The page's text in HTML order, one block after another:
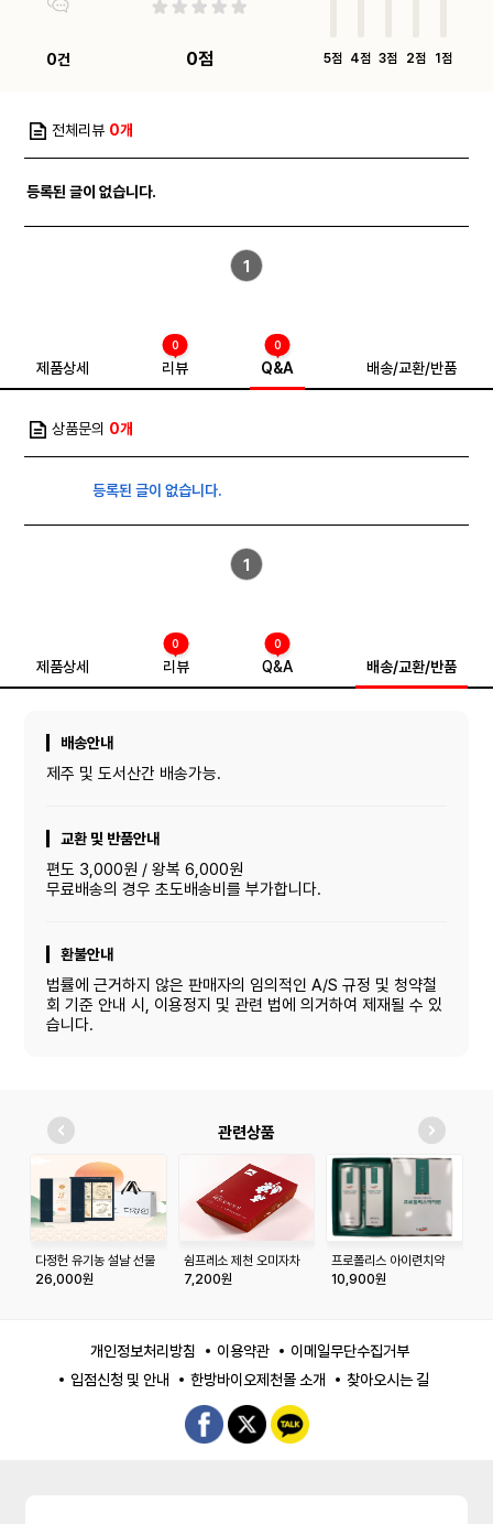
0건 0점 5점 4점 3점 2점 1점
전체리뷰 0개
등록된 글이 없습니다.
1
제품상세 리뷰
0
Q&A
0
배송/교환/반품
상품문의 0개
등록된 글이 없습니다.
1
제품상세 리뷰
0
Q&A
0
배송/교환/반품
배송안내
제주 및 도서산간 배송가능.
교환 및 반품안내
편도 3,000원 / 왕복 6,000원
무료배송의 경우 초도배송비를 부가합니다.
환불안내
법률에 근거하지 않은 판매자의 임의적인 A/S 규정 및 청약철
회 기준 안내 시, 이용정지 및 관련 법에 의거하여 제재될 수 있
습니다.
관련상품
다정헌 유기농 설날 선물
세트
26,000원
쉼프레소 제천 오미자차
10개입 티백 선물세트
7,200원
프로폴리스 아이련치약
180g*2p 세트
10,900원
개인정보처리방침 이용약관
이메일무단수집거부
입점신청 및 안내
한방바이오제천몰 소개 찾아오시는 길